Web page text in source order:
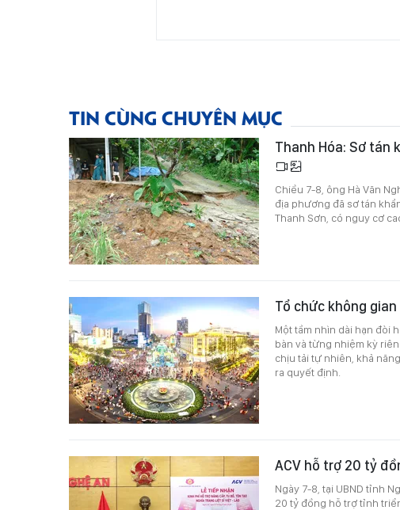
TIN CÙNG CHUYÊN MỤC
Thanh Hóa: Sơ tán
Chiều 7-8, ông Hà Văn
địa phương đã sơ tán
Thanh Sơn, có nguy cơ
Tổ chức không
Một tầm nhìn dài hạn đòi
bàn và từng nhiệm kỳ
chịu tải tự nhiên, khả
ra quyết định.
ACV hỗ trợ 20 tỷ
Ngày 7-8, tại UBND tỉnh
20 tỷ đồng hỗ trợ tỉnh